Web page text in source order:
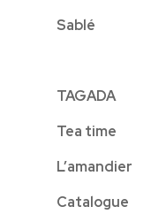
Sablé
TAGADA
Tea time
L’amandier
Catalogue